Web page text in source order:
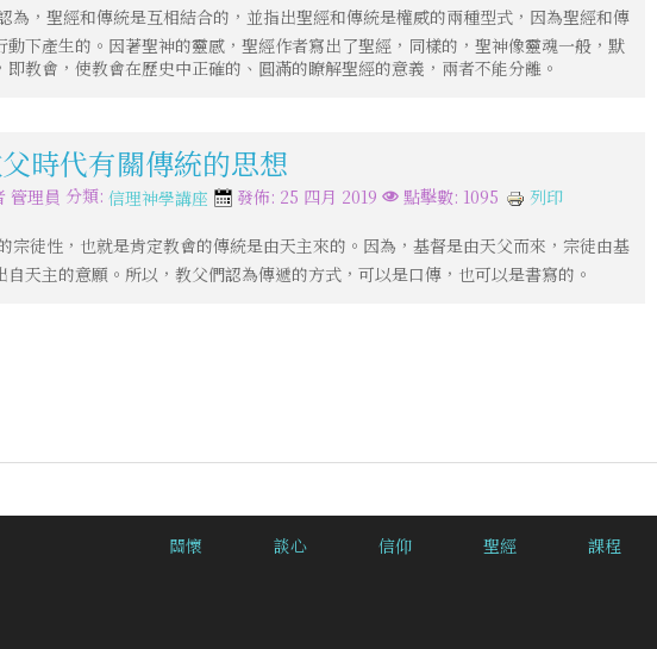
為，聖經和傳統是互相結合的，並指出聖經和傳統是權威的兩種型式，因為聖經和傳
動下產生的。因著聖神的靈感，聖經作者寫出了聖經，同樣的，聖神像靈魂一般，默
即教會，使教會在歷史中正確的、圓滿的瞭解聖經的意義，兩者不能分離。
時代有關傳統的思想
管理員 分類: 信理神學講座 發佈: 25 四月 2019 點擊數: 1095 列印
宗徒性，也就是肯定教會的傳統是由天主來的。因為，基督是由天父而來，宗徒由基
自天主的意願。所以，教父們認為傳遞的方式，可以是口傳，也可以是書寫的。
關懷 談心 信仰 聖經 課程